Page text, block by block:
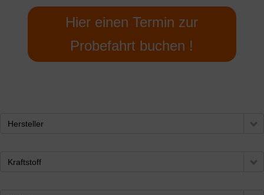
Hier einen Termin zur
Probefahrt buchen !
Hersteller
Kraftstoff